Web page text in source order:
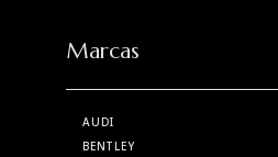
Marcas
AUDI
BENTLEY